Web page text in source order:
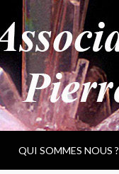
QUI SOMMES NOUS ?